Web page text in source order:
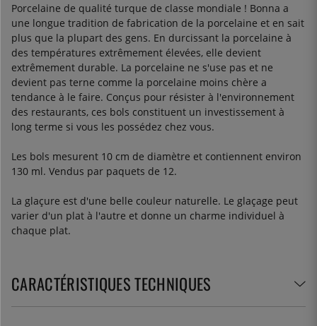
Porcelaine de qualité turque de classe mondiale ! Bonna a
une longue tradition de fabrication de la porcelaine et en sait
plus que la plupart des gens. En durcissant la porcelaine à
des températures extrêmement élevées, elle devient
extrêmement durable. La porcelaine ne s'use pas et ne
devient pas terne comme la porcelaine moins chère a
tendance à le faire. Conçus pour résister à l'environnement
des restaurants, ces bols constituent un investissement à
long terme si vous les possédez chez vous.
Les bols mesurent 10 cm de diamètre et contiennent environ
130 ml. Vendus par paquets de 12.
La glaçure est d'une belle couleur naturelle. Le glaçage peut
varier d'un plat à l'autre et donne un charme individuel à
chaque plat.
CARACTÉRISTIQUES TECHNIQUES